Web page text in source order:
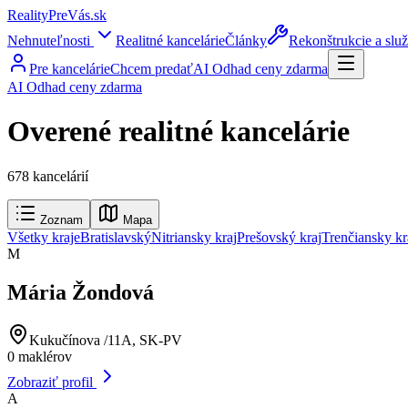
RealityPreVás.sk
Nehnuteľnosti
Realitné kancelárieČlánky
Rekonštrukcie a
Pre kancelárieChcem predaťAI Odhad ceny zdarma
AI Odhad ceny zdarma
Overené realitné kancelárie
678 kancelárií
Zoznam Mapa
Všetky krajeBratislavskýNitriansky krajPrešovský krajTrenčiansky
M
Mária Žondová
Kukučínova /11A, SK-PV
0 maklérov
Zobraziť profil
A